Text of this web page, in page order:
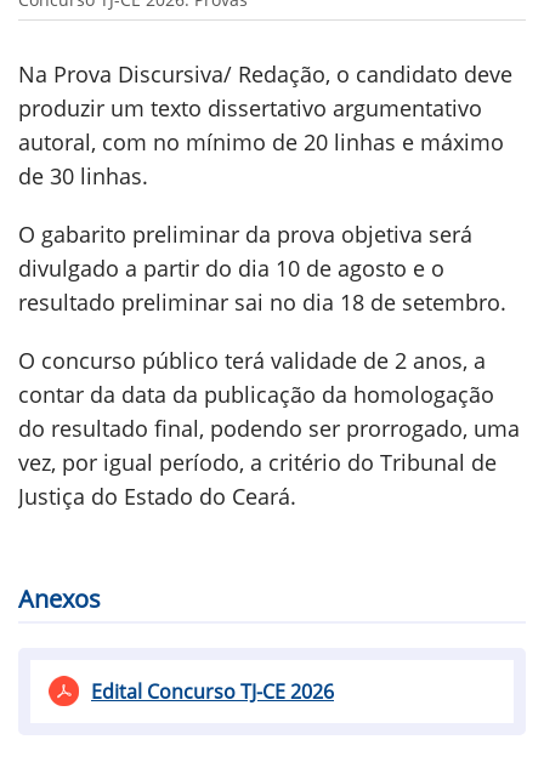
Na Prova Discursiva/ Redação, o candidato deve
produzir um texto dissertativo argumentativo
autoral, com no mínimo de 20 linhas e máximo
de 30 linhas.
O gabarito preliminar da prova objetiva será
divulgado a partir do dia 10 de agosto e o
resultado preliminar sai no dia 18 de setembro.
O concurso público terá validade de 2 anos, a
contar da data da publicação da homologação
do resultado final, podendo ser prorrogado, uma
vez, por igual período, a critério do Tribunal de
Justiça do Estado do Ceará.
Anexos
Edital Concurso TJ-CE 2026